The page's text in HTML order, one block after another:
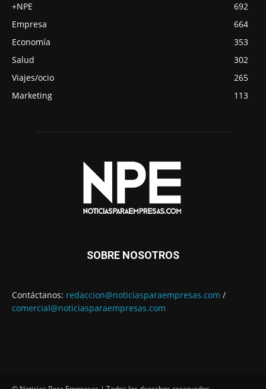
+NPE
692
Empresa
664
Economía
353
Salud
302
Viajes/ocio
265
Marketing
113
SOBRE NOSOTROS
Contáctanos: redaccion@noticiasparaempresas.com /
comercial@noticiasparaempresas.com